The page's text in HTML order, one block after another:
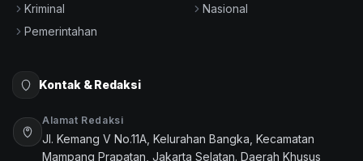
Kriminal
Nasional
Pemerintahan
Kontak & Redaksi
Alamat Redaksi
Jl. Kemang V No.11A, Kelurahan Bangka, Kecamatan
Mampang Prapatan, Jakarta Selatan. Daerah Khusus